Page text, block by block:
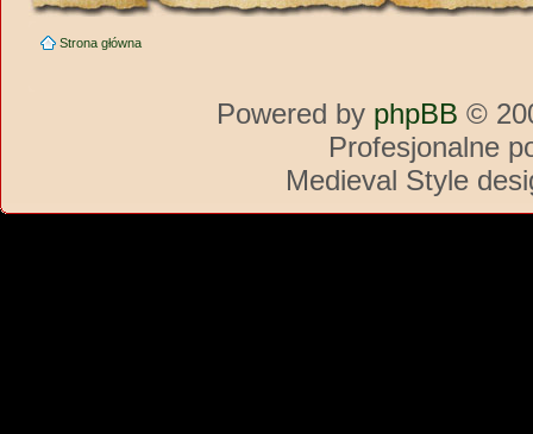
Strona główna
Powered by phpBB ©
Profesjonalne
Medieval Style